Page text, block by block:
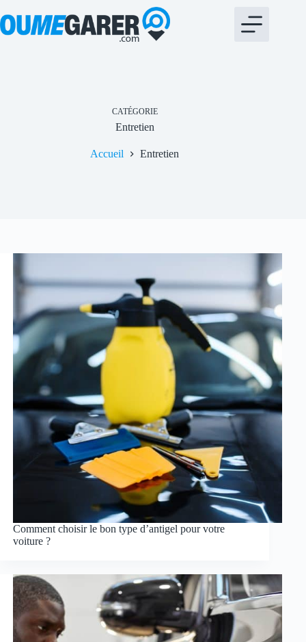
au
contenu
CATÉGORIE
Entretien
Accueil Entretien
Comment choisir le bon type d’antigel pour votre
voiture ?